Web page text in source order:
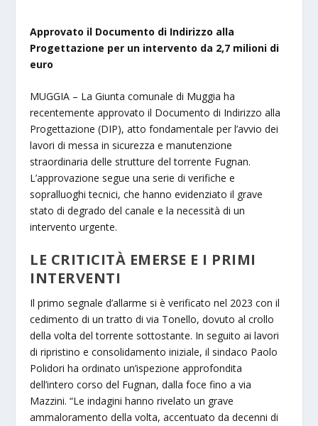
Approvato il Documento di Indirizzo alla
Progettazione per un intervento da 2,7 milioni di
euro
MUGGIA – La Giunta comunale di Muggia ha
recentemente approvato il Documento di Indirizzo alla
Progettazione (DIP), atto fondamentale per l’avvio dei
lavori di messa in sicurezza e manutenzione
straordinaria delle strutture del torrente Fugnan.
L’approvazione segue una serie di verifiche e
sopralluoghi tecnici, che hanno evidenziato il grave
stato di degrado del canale e la necessità di un
intervento urgente.
LE CRITICITÀ EMERSE E I PRIMI
INTERVENTI
Il primo segnale d’allarme si è verificato nel 2023 con il
cedimento di un tratto di via Tonello, dovuto al crollo
della volta del torrente sottostante. In seguito ai lavori
di ripristino e consolidamento iniziale, il sindaco Paolo
Polidori ha ordinato un’ispezione approfondita
dell’intero corso del Fugnan, dalla foce fino a via
Mazzini. “Le indagini hanno rivelato un grave
ammaloramento della volta, accentuato da decenni di